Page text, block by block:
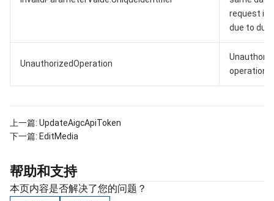
request is
due to
UnauthorizedOperation
operation.
上一篇: UpdateAigcApiToken
下一篇: EditMedia
帮助和支持
本页内容是否解决了您的问题？